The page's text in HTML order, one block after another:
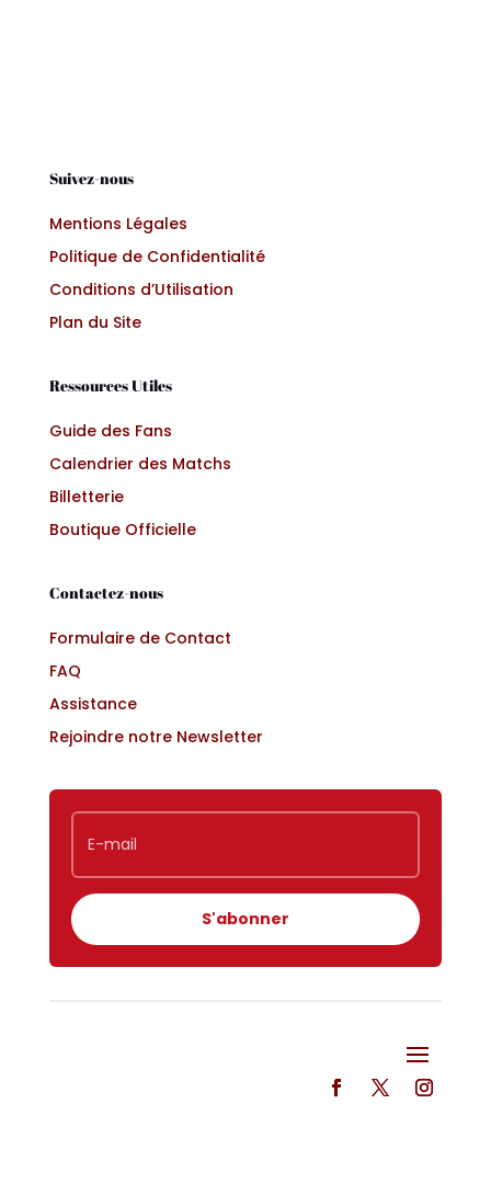
Suivez-nous
Mentions Légales
Politique de Confidentialité
Conditions d’Utilisation
Plan du Site
Ressources Utiles
Guide des Fans
Calendrier des Matchs
Billetterie
Boutique Officielle
Contactez-nous
Formulaire de Contact
FAQ
Assistance
Rejoindre notre Newsletter
S'abonner